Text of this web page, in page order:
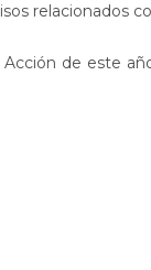
relacionados
de este